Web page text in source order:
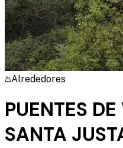
Alrededores
PUENTES
SANTA